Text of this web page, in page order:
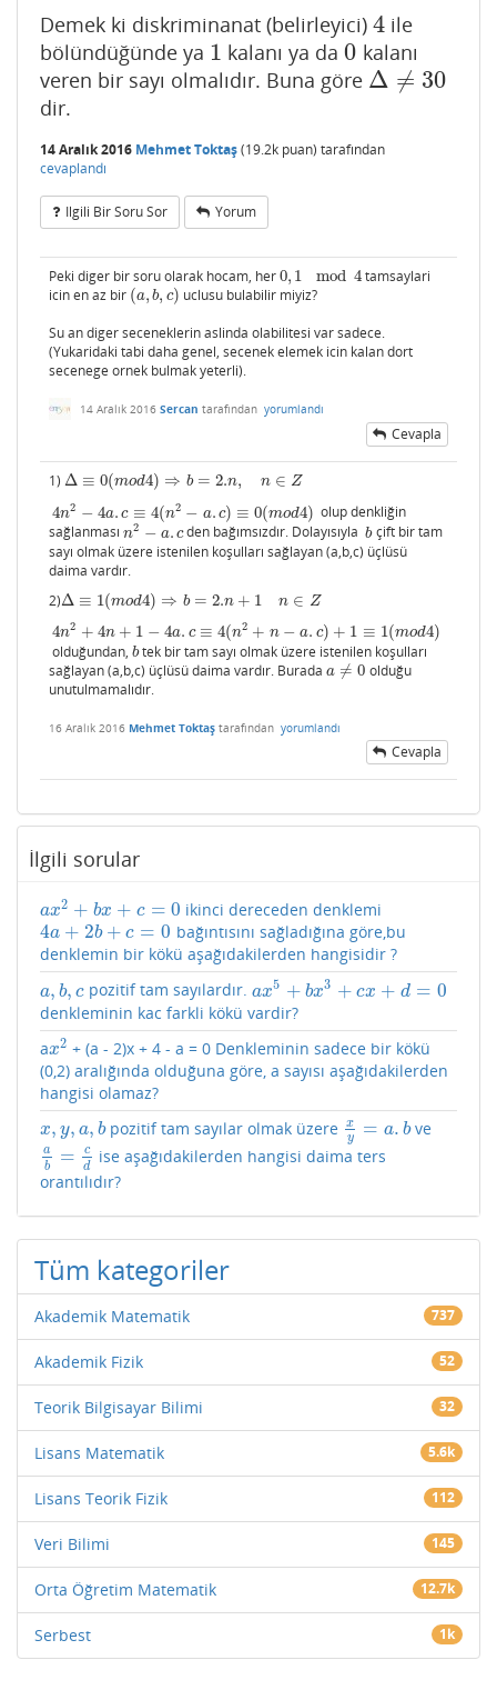
Demek ki diskriminanat (belirleyici) 4
4 ile
bölündüğünde ya 1
1 kalanı ya da0
0 kalanı
veren bir sayı olmalıdır. Buna göre Δ ≠ 30
Δ≠ 30
dir.
14 Aralık 2016 Mehmet Toktaş(19.2k puan) tarafından
cevaplandı
Ilgili Bir Soru Sor Yorum
Peki diger bir soru olarak hocam, her0, 1 mod 4
0, 1mod4
tamsaylari
icin en az bir (a, b, c)
(a,b,c ) uclusu bulabilir miyiz?
Su an diger seceneklerin aslinda olabilitesi var sadece.
(Yukaridaki tabi daha genel, secenek elemek icin kalan dort
secenege ornek bulmak yeterli).
14 Aralık 2016 Sercan tarafından yorumlandı
Cevapla
1) Δ ≡ 0(mod4) ⇒ b = 2.n, n ∈ Z
Δ≡ 0(mod4)⇒b= 2.n, n∈Z
4n2 − 4a. c ≡ 4(n2 − a. c) ≡ 0(mod4)
4n2 −4a.c≡4( n2−a.c)≡ 0(mod4)
olup denkliğin
sağlanması n2 − a. c
n2 −a. c den bağımsızdır. Dolayısıylab
bçift bir tam
sayı olmak üzere istenilen koşulları sağlayan (a,b,c) üçlüsü
daima vardır.
2)Δ ≡ 1(mod4) ⇒ b = 2.n + 1 n ∈ Z
Δ≡ 1(mod4)⇒b= 2.n+ 1n∈ Z
4n2 + 4n + 1 − 4a. c ≡ 4(n2 + n − a. c) + 1 ≡ 1(mod4)
4n2 +4n+1−4a.c ≡4 (n2+n −a c)+1≡ 1( mo d4 )
olduğundan, b
btek bir tam sayı olmak üzere istenilen koşulları
sağlayan (a,b,c) üçlüsü daima vardır. Burada a ≠ 0
a≠0
olduğu
unutulmamalıdır.
16 Aralık 2016 Mehmet Toktaş tarafından yorumlandı
Cevapla
İlgili sorular
ax2 + bx + c = 0
ax2+ bx +c= 0 ikinci dereceden denklemi
4a + 2b + c = 0
4a+2b +c=0
bağıntısını sağladığına göre,bu
denklemin bir kökü aşağıdakilerden hangisidir ?
a, b, c
a,b,c pozitif tam sayılardır.ax5 + bx3 + cx + d = 0
ax5+ bx 3+cx +d=0
denkleminin kac farkli kökü vardir?
ax2
x2 + (a - 2)x + 4 - a = 0 Denkleminin sadece bir kökü
(0,2) aralığında olduğuna göre, a sayısı aşağıdakilerden
hangisi olamaz?
x, y, a, b
x,y ,a, b pozitif tam sayılar olmak üzere x
y
= a. b
xy =a. b ve
a
b
=
c
d
ab =c d
ise aşağıdakilerden hangisi daima ters
orantılıdır?
Tüm kategoriler
Akademik Matematik 737
Akademik Fizik 52
Teorik Bilgisayar Bilimi 32
Lisans Matematik 5.6k
Lisans Teorik Fizik 112
Veri Bilimi 145
Orta Öğretim Matematik 12.7k
Serbest 1k